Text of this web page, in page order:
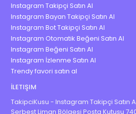
Instagram Takipçi Satın Al
Instagram Bayan Takipçi Satın Al
Instagram Bot Takipçi Satın Al
Instagram Otomatik Beğeni Satın Al
Instagram Beğeni Satın Al
Instagram İzlenme Satın Al
Trendy favori satın al
İLETIŞIM
TakipciKusu - Instagram Takipçi Satın
Serbest Liman Bölgesi Posta Kutusu 740